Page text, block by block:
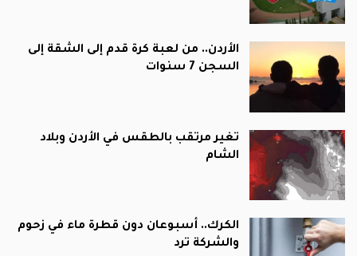
الأردن.. من لعبة كرة قدم إلى الشقة إلى
السجن 7 سنوات
تغير مرتقب بالطقس في الأردن وبلاد
الشام
الكرك.. أسبوعان دون قطرة ماء في زحوم
والشركة ترد